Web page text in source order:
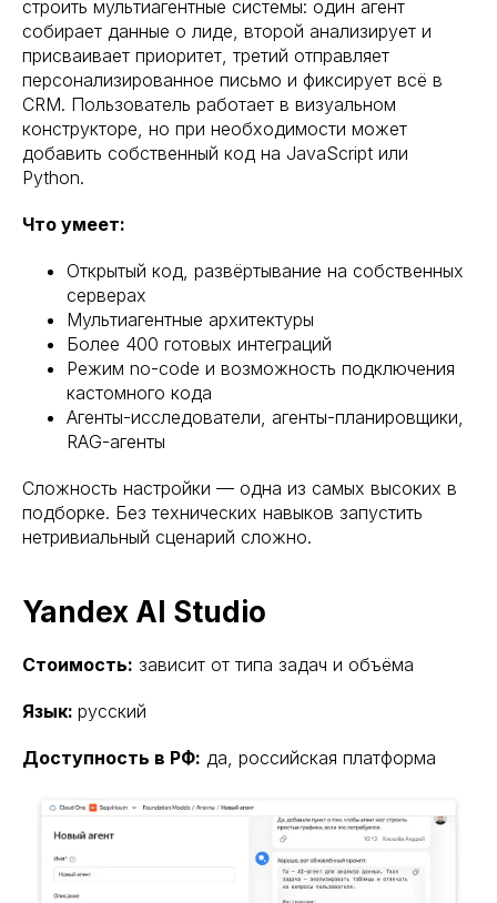
строить мультиагентные системы: один агент
собирает данные о лиде, второй анализирует и
присваивает приоритет, третий отправляет
персонализированное письмо и фиксирует всё в
CRM. Пользователь работает в визуальном
конструкторе, но при необходимости может
добавить собственный код на JavaScript или
Python.
Что умеет:
Открытый код, развёртывание на собственных
серверах
Мультиагентные архитектуры
Более 400 готовых интеграций
Режим no-code и возможность подключения
кастомного кода
Агенты-исследователи, агенты-планировщики,
RAG-агенты
Сложность настройки — одна из самых высоких в
подборке. Без технических навыков запустить
нетривиальный сценарий сложно.
Yandex AI Studio
Стоимость: зависит от типа задач и объёма
Язык: русский
Доступность в РФ: да, российская платформа